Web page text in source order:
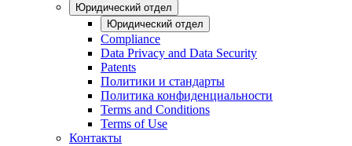
Юридический отдел
Юридический отдел
Compliance
Data Privacy and Data Security
Patents
Политики и стандарты
Политика конфиденциальности
Terms and Conditions
Terms of Use
Контакты